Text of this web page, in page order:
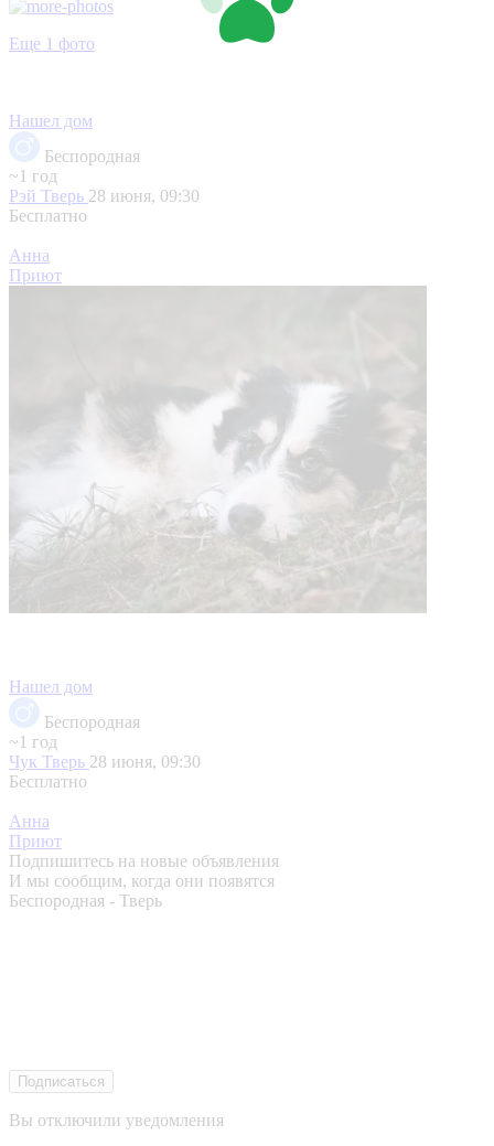
Еще 1 фото
Нашел дом
Беспородная
~1 год
Рэй Тверь 28 июня, 09:30
Бесплатно
Анна
Приют
Нашел дом
Беспородная
~1 год
Чук Тверь 28 июня, 09:30
Бесплатно
Анна
Приют
Подпишитесь на новые объявления
И мы сообщим, когда они появятся
Беспородная - Тверь
Подписаться
Вы отключили уведомления